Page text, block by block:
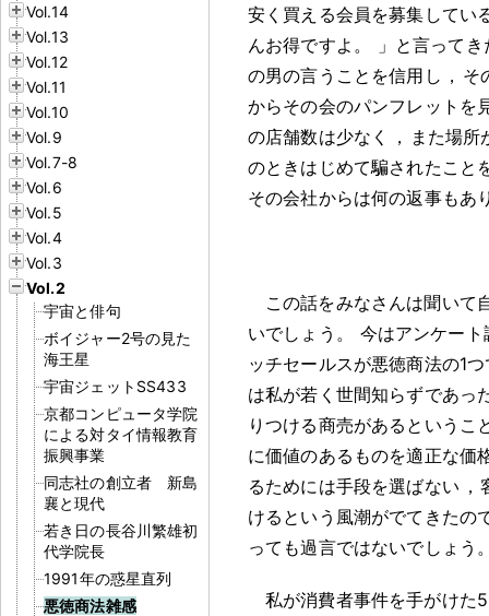
Vol.14
Vol.13
Vol.12
Vol.11
Vol.10
Vol.9
Vol.7-8
Vol.6
Vol.5
Vol.4
Vol.3
Vol.2
宇宙と俳句
ボイジャー2号の見た
海王星
宇宙ジェットSS433
京都コンピュータ学院
による対タイ情報教育
振興事業
同志社の創立者 新島
襄と現代
若き日の長谷川繁雄初
代学院長
1991年の惑星直列
悪徳商法雑感
安く買える会員を募集してい
んお得ですよ 。
」と言って
の男の言うことを信用し ， そ
からその会のパンフレットを
の店舗数は少なく
， また場所
のときはじめて騙されたこと
その会社からは何の返事もあ
この話をみなさんは聞いて
いでしょう 。
今はアンケー
ッチセールスが悪徳商法の1
は私が若く世間知らずであっ
りつける商売があるというこ
に価値のあるものを適正な価
るためには手段を選ばない ，
けるという風潮がでてきたの
っても過言ではないでしょう
私が消費者事件を手がけた5